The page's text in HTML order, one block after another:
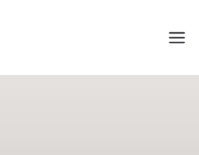
DIDVirtualNumb